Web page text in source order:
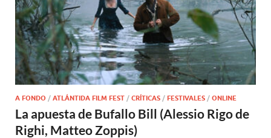
A FONDO / ATLÁNTIDA FILM FEST / CRÍTICAS / FESTIVALES / ONLINE
La apuesta de Bufallo Bill (Alessio Rigo de
Righi, Matteo Zoppis)